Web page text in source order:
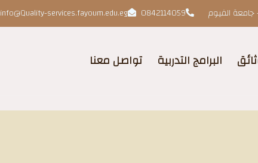
الفيوم 0842114059
info@Quality-services.fayoum.edu.eg
البرامج التدربية تواصل معنا